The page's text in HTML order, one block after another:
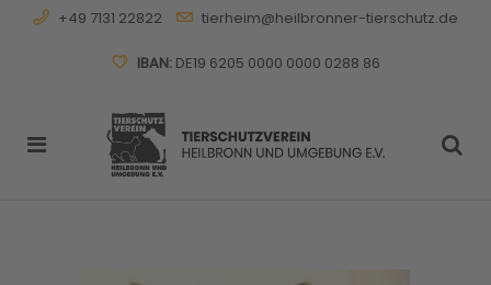
+49 7131 22822 tierheim@heilbronner-tierschutz.de
IBAN:DE19 6205 0000 0000 0288 86